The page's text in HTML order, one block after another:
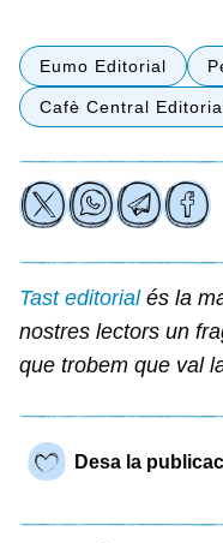
Eumo Editorial
Cafè Central
Tast editorialés la
nostres lectors un
que trobem que val
Desa la